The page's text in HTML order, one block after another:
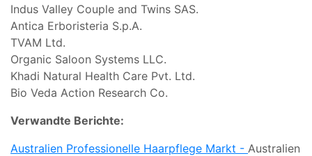
Indus Valley Couple and Twins SAS.
Antica Erboristeria S.p.A.
TVAM Ltd.
Organic Saloon Systems LLC.
Khadi Natural Health Care Pvt. Ltd.
Bio Veda Action Research Co.
Verwandte Berichte:
Australien Professionelle Haarpflege Markt - Australien